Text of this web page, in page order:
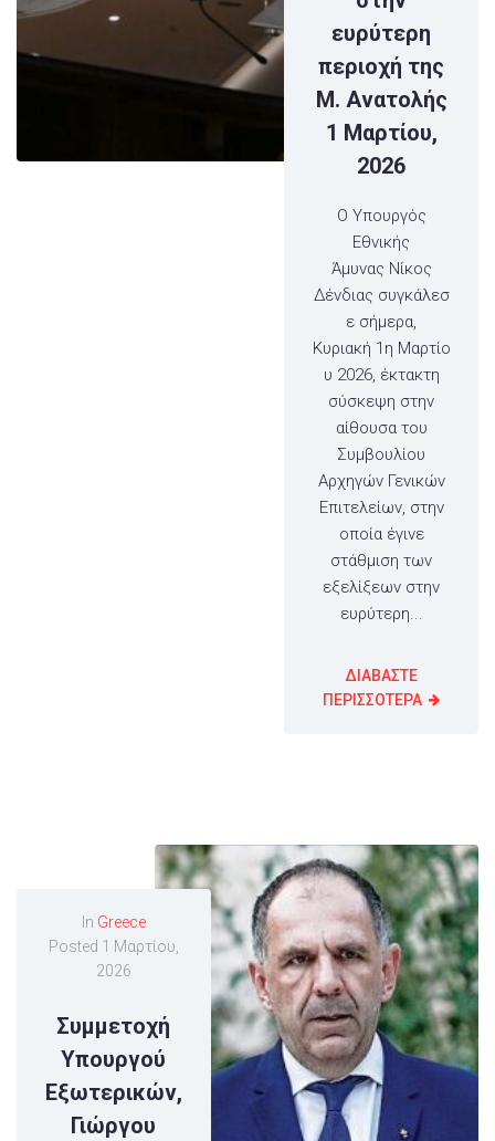
ευρύτερη
περιοχή της
Μ. Ανατολής
1 Μαρτίου,
2026
Ο Υπουργός
Εθνικής
Άμυνας Νίκος
Δένδιας συγκάλεσ
ε σήμερα,
Κυριακή 1η Μαρτίο
υ 2026, έκτακτη
σύσκεψη στην
αίθουσα του
Συμβουλίου
Αρχηγών Γενικών
Επιτελείων, στην
οποία έγινε
στάθμιση των
εξελίξεων στην
ευρύτερη...
ΔΙΑΒΑΣΤΕ
ΠΕΡΙΣΣΟΤΕΡΑ
In Greece
Posted 1 Μαρτίου,
2026
Συμμετοχή
Υπουργού
Εξωτερικών,
Γιώργου